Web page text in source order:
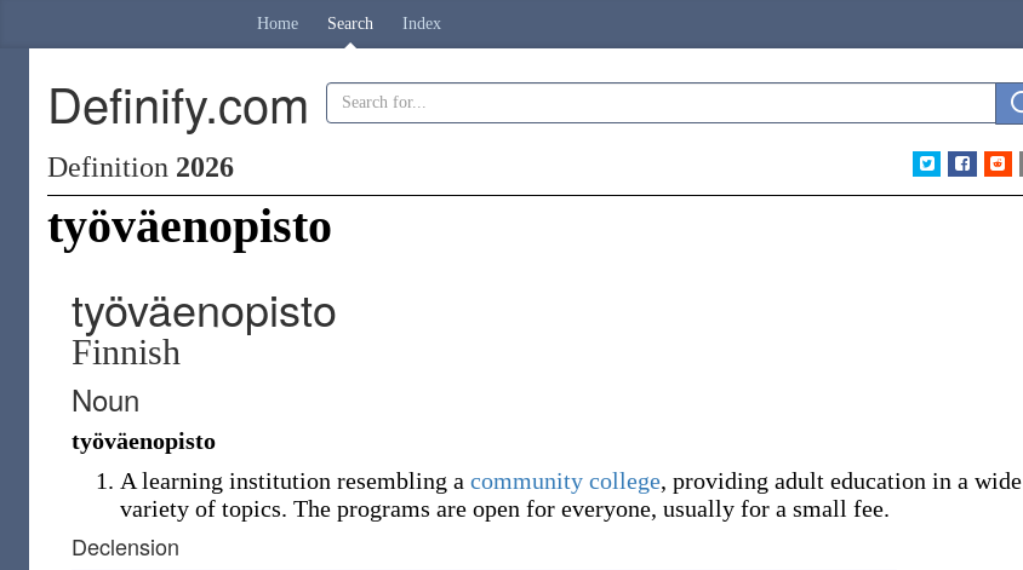
Home Search Index
Definify.com
Definition 2026
työväenopisto
työväenopisto
Finnish
Noun
työväenopisto
A learning institution resembling a community college, providing adult education in a wide
variety of topics. The programs are open for everyone, usually for a small fee.
Declension